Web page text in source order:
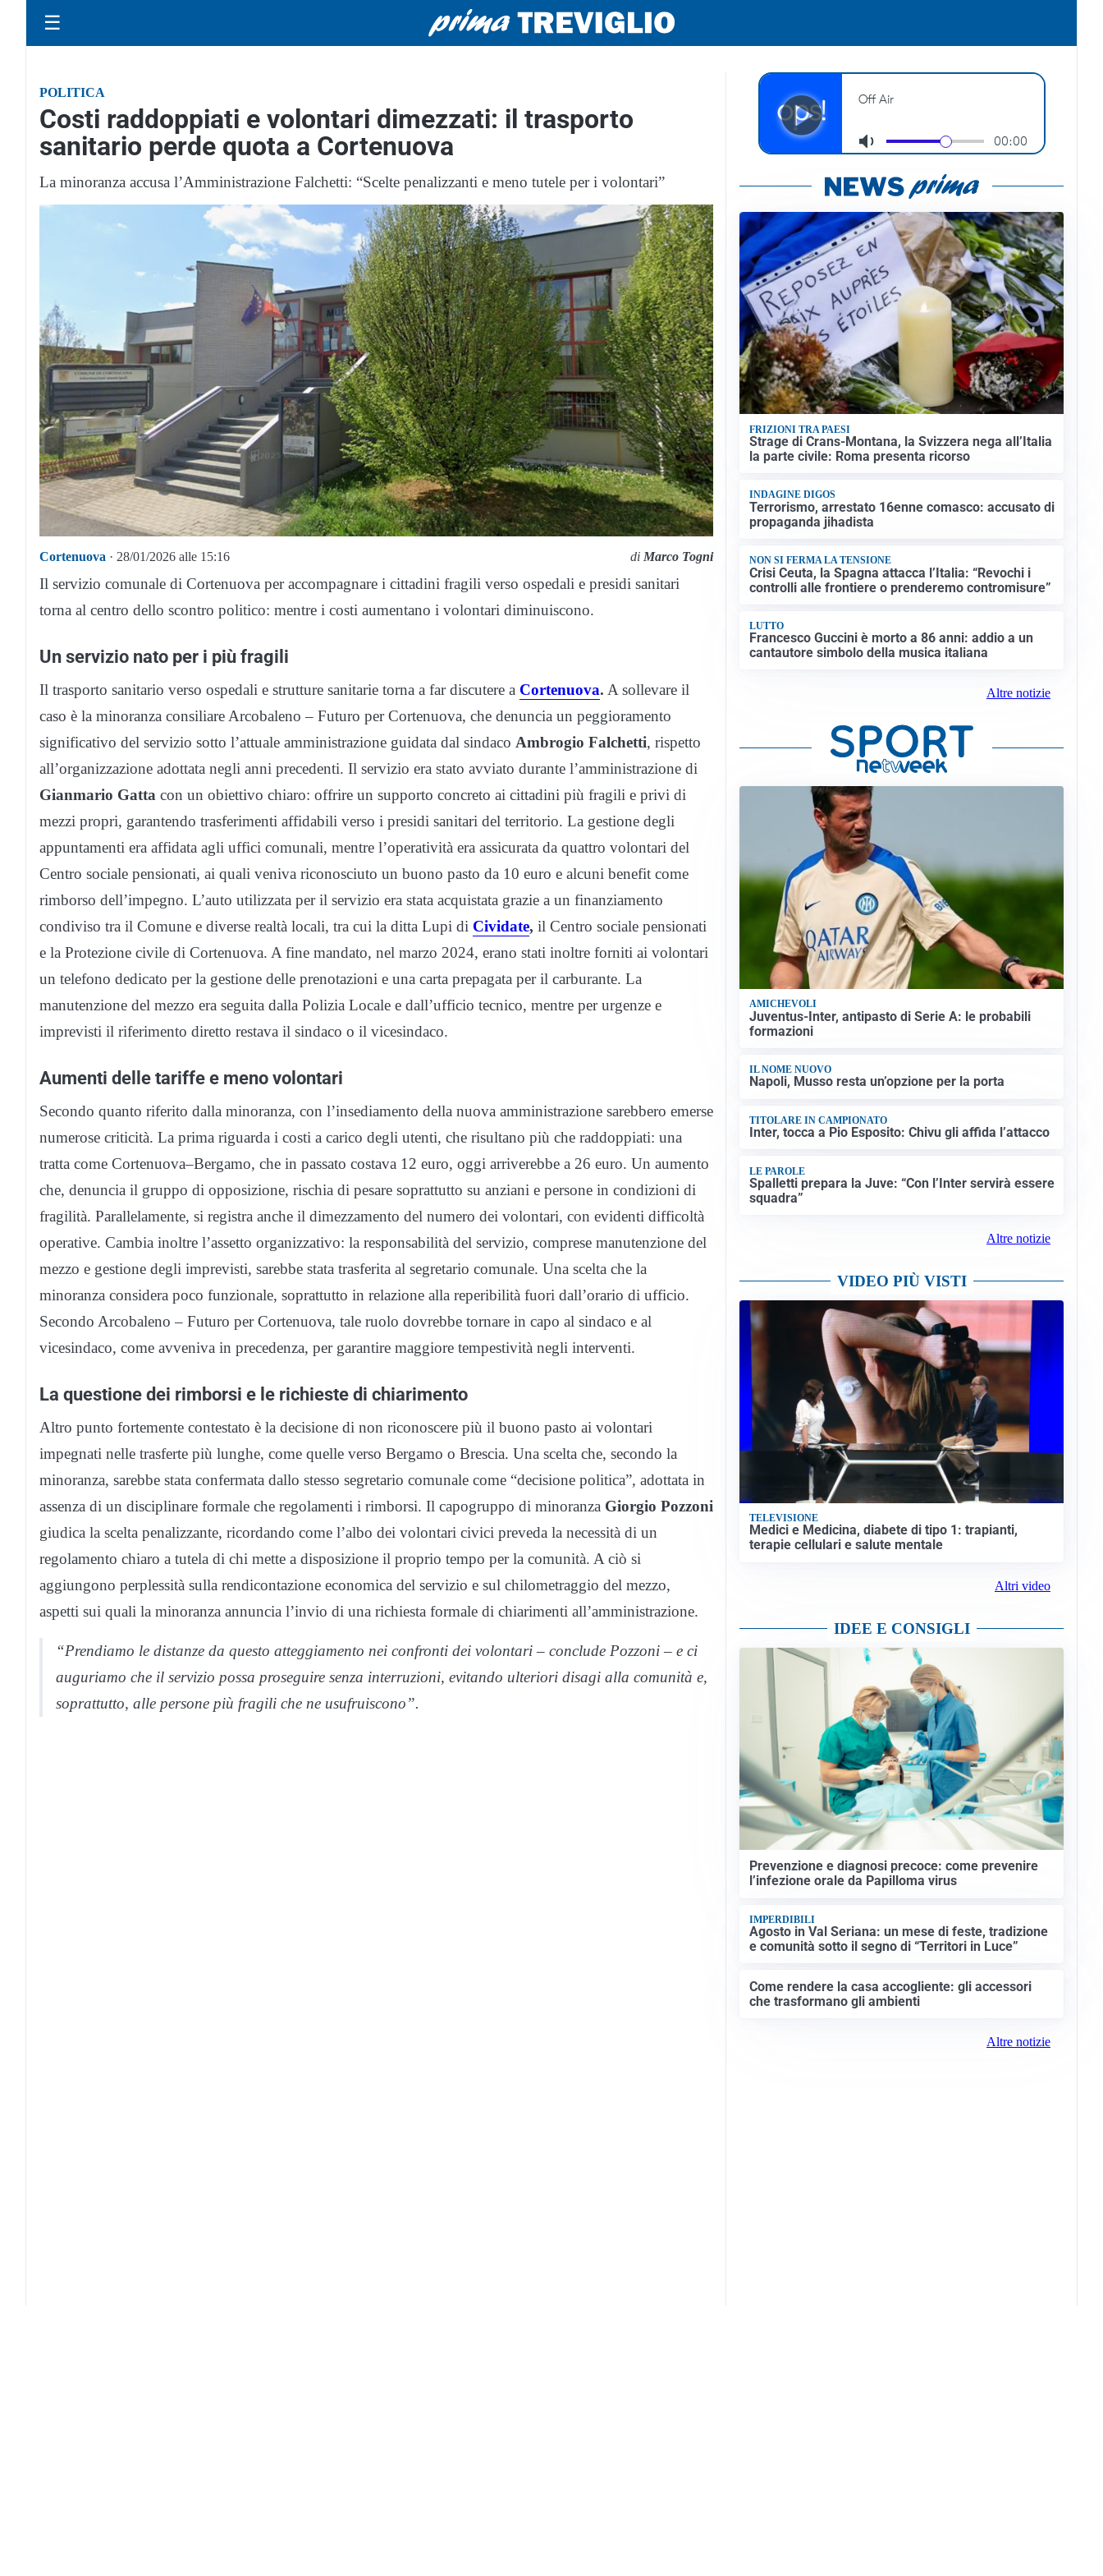
☰
POLITICA
Costi raddoppiati e volontari dimezzati: il trasporto
sanitario perde quota a Cortenuova
La minoranza accusa l’Amministrazione Falchetti: “Scelte penalizzanti e meno tutele per i volontari”
Cortenuova · 28/01/2026 alle 15:16 di Marco Togni
Il servizio comunale di Cortenuova per accompagnare i cittadini fragili verso ospedali e presidi sanitari
torna al centro dello scontro politico: mentre i costi aumentano i volontari diminuiscono.
Un servizio nato per i più fragili
Il trasporto sanitario verso ospedali e strutture sanitarie torna a far discutere a Cortenuova. A sollevare il
caso è la minoranza consiliare Arcobaleno – Futuro per Cortenuova, che denuncia un peggioramento
significativo del servizio sotto l’attuale amministrazione guidata dal sindaco Ambrogio Falchetti, rispetto
all’organizzazione adottata negli anni precedenti. Il servizio era stato avviato durante l’amministrazione di
Gianmario Gatta con un obiettivo chiaro: offrire un supporto concreto ai cittadini più fragili e privi di
mezzi propri, garantendo trasferimenti affidabili verso i presidi sanitari del territorio. La gestione degli
appuntamenti era affidata agli uffici comunali, mentre l’operatività era assicurata da quattro volontari del
Centro sociale pensionati, ai quali veniva riconosciuto un buono pasto da 10 euro e alcuni benefit come
rimborso dell’impegno. L’auto utilizzata per il servizio era stata acquistata grazie a un finanziamento
condiviso tra il Comune e diverse realtà locali, tra cui la ditta Lupi di Cividate, il Centro sociale pensionati
e la Protezione civile di Cortenuova. A fine mandato, nel marzo 2024, erano stati inoltre forniti ai volontari
un telefono dedicato per la gestione delle prenotazioni e una carta prepagata per il carburante. La
manutenzione del mezzo era seguita dalla Polizia Locale e dall’ufficio tecnico, mentre per urgenze e
imprevisti il riferimento diretto restava il sindaco o il vicesindaco.
Aumenti delle tariffe e meno volontari
Secondo quanto riferito dalla minoranza, con l’insediamento della nuova amministrazione sarebbero emerse
numerose criticità. La prima riguarda i costi a carico degli utenti, che risultano più che raddoppiati: una
tratta come Cortenuova–Bergamo, che in passato costava 12 euro, oggi arriverebbe a 26 euro. Un aumento
che, denuncia il gruppo di opposizione, rischia di pesare soprattutto su anziani e persone in condizioni di
fragilità. Parallelamente, si registra anche il dimezzamento del numero dei volontari, con evidenti difficoltà
operative. Cambia inoltre l’assetto organizzativo: la responsabilità del servizio, comprese manutenzione del
mezzo e gestione degli imprevisti, sarebbe stata trasferita al segretario comunale. Una scelta che la
minoranza considera poco funzionale, soprattutto in relazione alla reperibilità fuori dall’orario di ufficio.
Secondo Arcobaleno – Futuro per Cortenuova, tale ruolo dovrebbe tornare in capo al sindaco e al
vicesindaco, come avveniva in precedenza, per garantire maggiore tempestività negli interventi.
La questione dei rimborsi e le richieste di chiarimento
Altro punto fortemente contestato è la decisione di non riconoscere più il buono pasto ai volontari
impegnati nelle trasferte più lunghe, come quelle verso Bergamo o Brescia. Una scelta che, secondo la
minoranza, sarebbe stata confermata dallo stesso segretario comunale come “decisione politica”, adottata in
assenza di un disciplinare formale che regolamenti i rimborsi. Il capogruppo di minoranza Giorgio Pozzoni
giudica la scelta penalizzante, ricordando come l’albo dei volontari civici preveda la necessità di un
regolamento chiaro a tutela di chi mette a disposizione il proprio tempo per la comunità. A ciò si
aggiungono perplessità sulla rendicontazione economica del servizio e sul chilometraggio del mezzo,
aspetti sui quali la minoranza annuncia l’invio di una richiesta formale di chiarimenti all’amministrazione.
“Prendiamo le distanze da questo atteggiamento nei confronti dei volontari – conclude Pozzoni – e ci
auguriamo che il servizio possa proseguire senza interruzioni, evitando ulteriori disagi alla comunità e,
soprattutto, alle persone più fragili che ne usufruiscono”.
FRIZIONI TRA PAESI
Strage di Crans-Montana, la Svizzera nega all’Italia
la parte civile: Roma presenta ricorso
INDAGINE DIGOS
Terrorismo, arrestato 16enne comasco: accusato di
propaganda jihadista
NON SI FERMA LA TENSIONE
Crisi Ceuta, la Spagna attacca l’Italia: “Revochi i
controlli alle frontiere o prenderemo contromisure”
LUTTO
Francesco Guccini è morto a 86 anni: addio a un
cantautore simbolo della musica italiana
Altre notizie
AMICHEVOLI
Juventus-Inter, antipasto di Serie A: le probabili
formazioni
IL NOME NUOVO
Napoli, Musso resta un’opzione per la porta
TITOLARE IN CAMPIONATO
Inter, tocca a Pio Esposito: Chivu gli affida l’attacco
LE PAROLE
Spalletti prepara la Juve: “Con l’Inter servirà essere
squadra”
Altre notizie
VIDEO PIÙ VISTI
TELEVISIONE
Medici e Medicina, diabete di tipo 1: trapianti,
terapie cellulari e salute mentale
Altri video
IDEE E CONSIGLI
Prevenzione e diagnosi precoce: come prevenire
l’infezione orale da Papilloma virus
IMPERDIBILI
Agosto in Val Seriana: un mese di feste, tradizione
e comunità sotto il segno di “Territori in Luce”
Come rendere la casa accogliente: gli accessori
che trasformano gli ambienti
Altre notizie